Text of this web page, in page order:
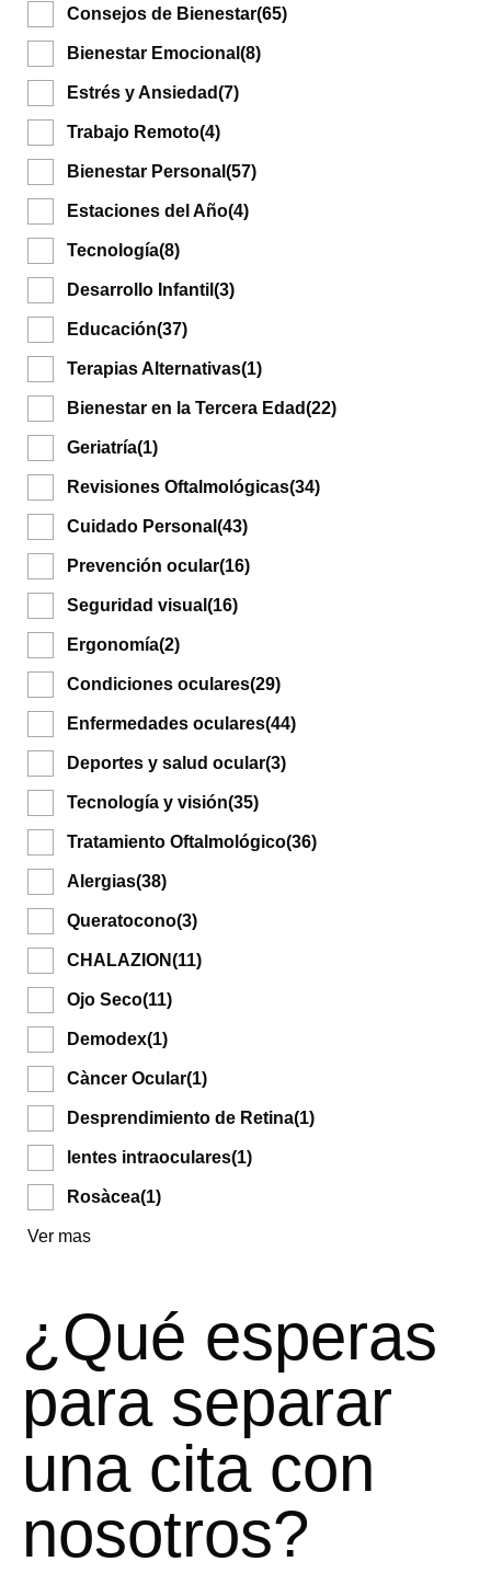
Consejos de Bienestar(65)
Bienestar Emocional (8)
Estrés y Ansiedad(7)
Trabajo Remoto(4)
Bienestar Personal (57)
Estaciones del Año(4)
Tecnología(8)
Desarrollo Infantil (3)
Educación(37)
Terapias Alternativas(1)
Bienestar en la Tercera Edad(22)
Geriatría(1)
Revisiones Oftalmológicas(34)
Cuidado Personal (43)
Prevención ocular(16)
Seguridad visual (16)
Ergonomía(2)
Condiciones oculares(29)
Enfermedades oculares(44)
Deportes y salud ocular(3)
Tecnología y visión(35)
Tratamiento Oftalmológico(36)
Alergias(38)
Queratocono(3)
CHALAZION(11)
Ojo Seco(11)
Demodex(1)
Càncer Ocular(1)
Desprendimiento de Retina(1)
lentes intraoculares(1)
Rosàcea(1)
Ver mas
¿Qué esperas
para separar
una cita con
nosotros?